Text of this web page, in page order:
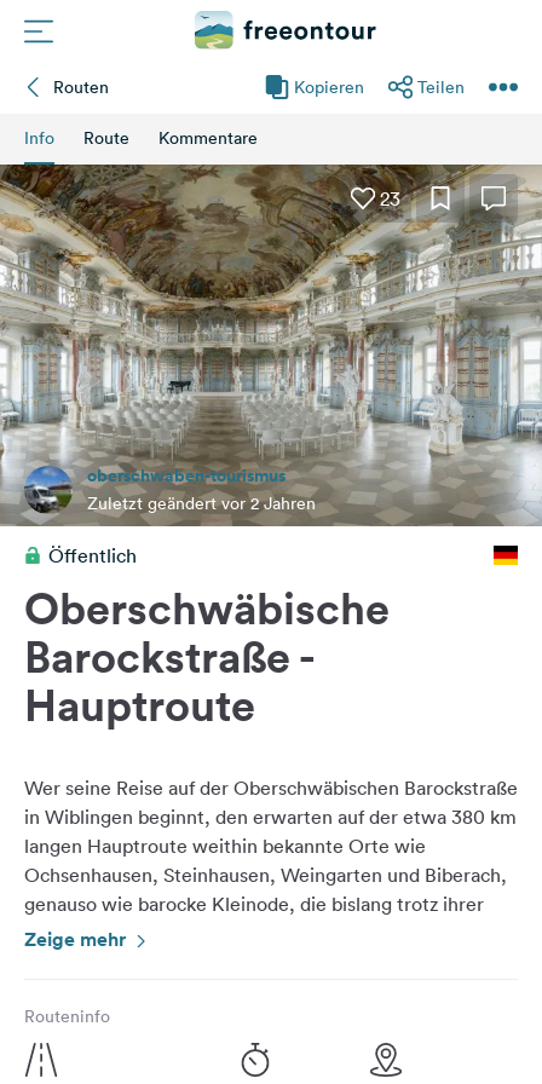
Plätze
Magazin
Partner
Registrieren
Einloggen
Newsletter
Feedback
Sprache:
Folge
Social
Media
Facebook
Instagram
Routen Kopieren Teilen
Info Route Kommentare
23
oberschwaben-tourismus
Zuletzt geändert vor 2 Jahren
Öffentlich
Oberschwäbische
Barockstraße -
Hauptroute
Wer seine Reise auf der Oberschwäbischen Barockstraße
in Wiblingen beginnt, den erwarten auf der etwa 380 km
langen Hauptroute weithin bekannte Orte wie
Ochsenhausen, Steinhausen, Weingarten und Biberach,
genauso wie barocke Kleinode, die bislang trotz ihrer
sehenswerten Ausstattung weniger Berühmtheit erlangt
Vom reichen ausgeschmückten Bibliothekssaal im
Kloster Wiblingen, über einen der schönsten
Zeige mehr
Routeninfo